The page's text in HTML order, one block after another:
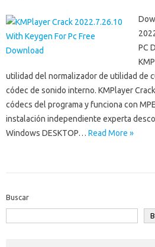
PC
utilidad del normalizador de utilidad de
códec de sonido interno. KMPlayer
códecs del programa y funciona con
instalación independiente experta
Windows DESKTOP… Read More »
Buscar